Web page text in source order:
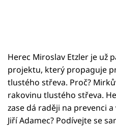
Herec Miroslav Etzler je už
projektu, který propaguje
tlustého střeva. Proč?
rakovinu tlustého střeva.
zase dá raději na prevenci
Jiří Adamec? Podívejte se